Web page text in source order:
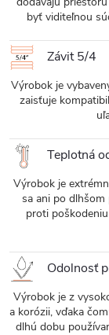
byť viditeľnou
Závit 5/4
Výrobok je
zaisťuje
Teplotná
Výrobok je
sa ani po
proti
Odolnosť
Výrobok je z
a korózii, vďaka
dlhú dobu